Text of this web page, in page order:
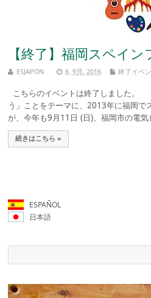
【終了】福岡スペイ
ESJAPON 6, 9月, 2016 終了イベ
こちらのイベントは終了しました。
う」ことをテーマに、2013年に福岡で
が、今年も9月11日 (日)、福岡市の電
続きはこちら »
ESPAÑOL
日本語